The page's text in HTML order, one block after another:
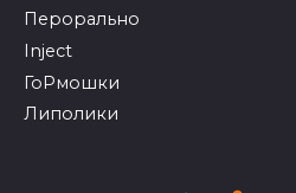
Перорально
Inject
ГоРмошки
Липолики